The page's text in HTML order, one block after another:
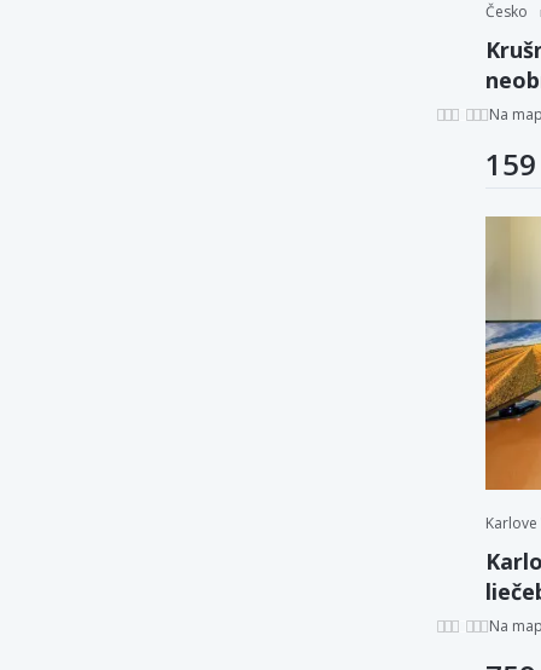
Česko
Na
Karlove
Na